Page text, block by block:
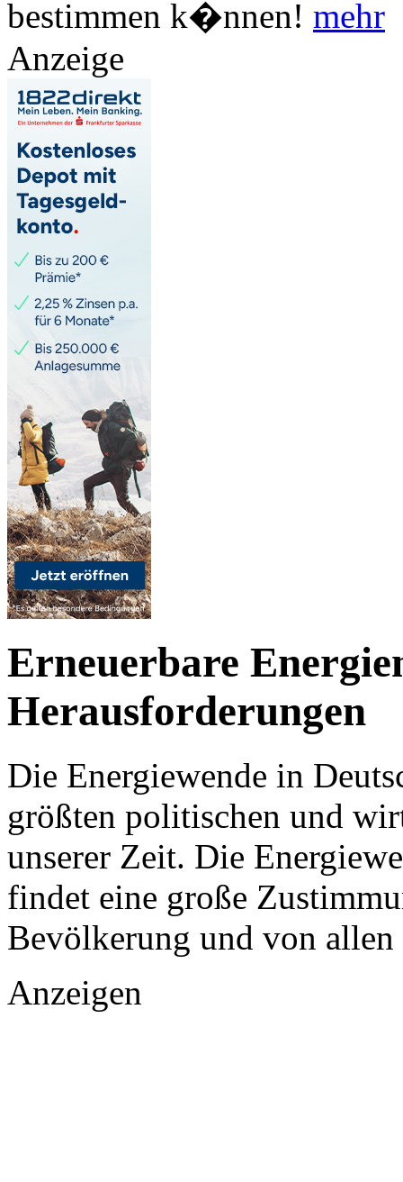
bestimmen k�nnen! mehr
Anzeige
Erneuerbare
Herausforderungen
Die Energiewende in
größten politischen und
unserer Zeit. Die
findet eine große
Bevölkerung und von
Anzeigen